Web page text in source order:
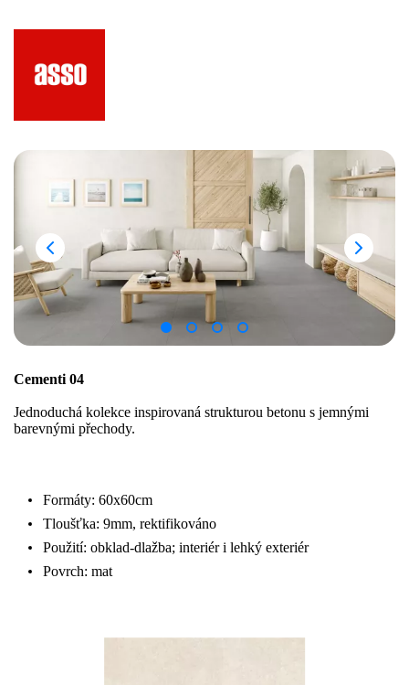
Cementi 04
Jednoduchá kolekce inspirovaná strukturou betonu s jemnými
barevnými přechody.
Formáty: 60x60cm
Tloušťka: 9mm, rektifikováno
Použití: obklad-dlažba; interiér i lehký exteriér
Povrch: mat